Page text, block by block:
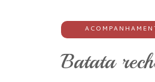
Batata